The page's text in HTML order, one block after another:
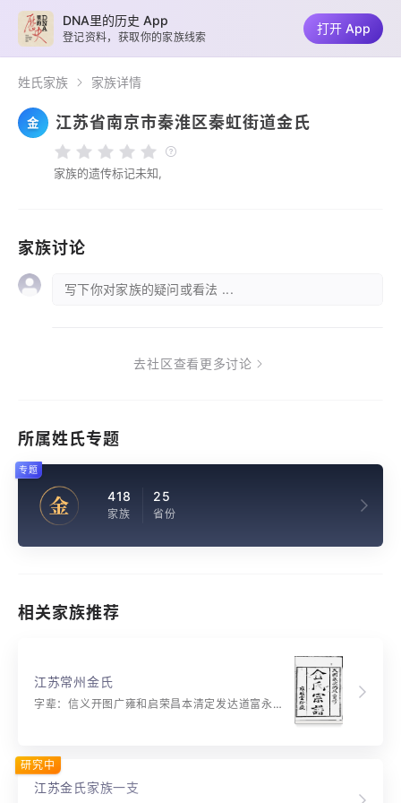
姓氏家族 家族详情
金 江苏省南京市秦淮区秦虹街道金氏
家族的遗传标记未知,
家族讨论
写下你对家族的疑问或看法 ...
去社区查看更多讨论
所属姓氏专题
金 418
家族
25
省份
专题
相关家族推荐
江苏常州金氏
字辈：信义开图广雍和启荣昌本清定发达道富永安康
江苏金氏家族一支
研究中
DNA里的历史 App
登记资料，获取你的家族线索
打开 App